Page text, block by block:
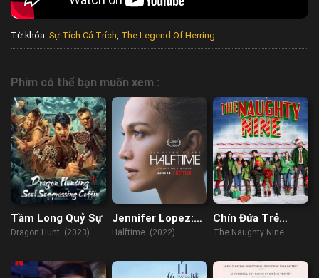
Từ khóa: Sự Tích Cá Trích, The Legend Of Herring.
Phim có thể bạn muốn xem :
Tầm Long Quỷ Sự
Dragon Hunt (2023)
Jennifer Lopez:
Giữa giờ
Halftime (2022)
Chín Đứa Trẻ
Nghịch Ngợm
The Naughty Nine